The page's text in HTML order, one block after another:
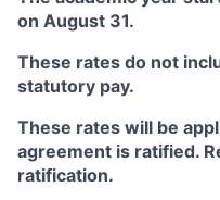
on August 31.
These rates do not
statutory pay.
These rates will be
agreement is ratified.
ratification.